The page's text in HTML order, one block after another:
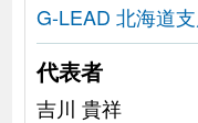
G-LEAD 北海道
代表者
吉川 貴祥